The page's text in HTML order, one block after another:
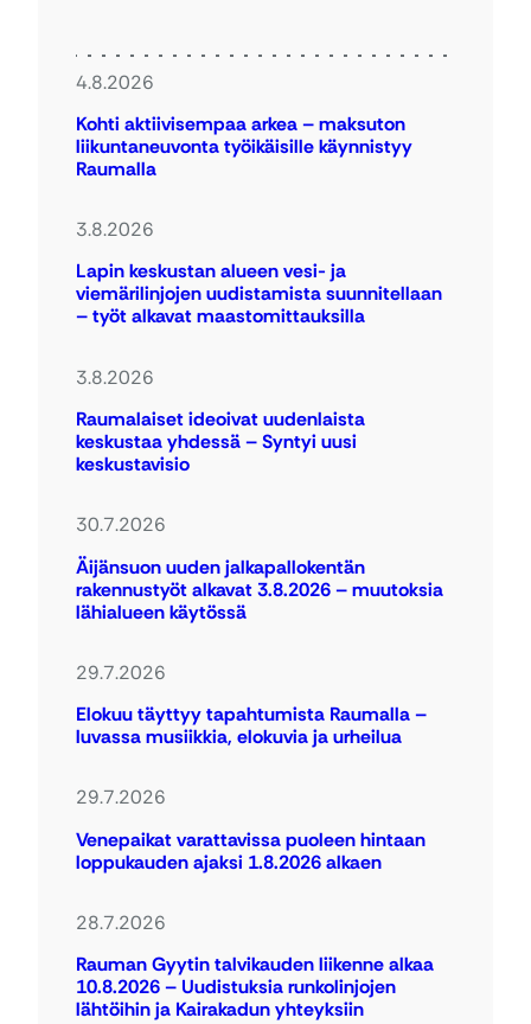
4.8.2026
Kohti aktiivisempaa arkea – maksuton
liikuntaneuvonta työikäisille käynnistyy
Raumalla
3.8.2026
Lapin keskustan alueen vesi- ja
viemärilinjojen uudistamista suunnitellaan
– työt alkavat maastomittauksilla
3.8.2026
Raumalaiset ideoivat uudenlaista
keskustaa yhdessä – Syntyi uusi
keskustavisio
30.7.2026
Äijänsuon uuden jalkapallokentän
rakennustyöt alkavat 3.8.2026 – muutoksia
lähialueen käytössä
29.7.2026
Elokuu täyttyy tapahtumista Raumalla –
luvassa musiikkia, elokuvia ja urheilua
29.7.2026
Venepaikat varattavissa puoleen hintaan
loppukauden ajaksi 1.8.2026 alkaen
28.7.2026
Rauman Gyytin talvikauden liikenne alkaa
10.8.2026 – Uudistuksia runkolinjojen
lähtöihin ja Kairakadun yhteyksiin